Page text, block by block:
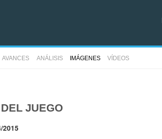
AVANCES ANÁLISIS IMÁGENES VÍDEOS
JUEGO
2015